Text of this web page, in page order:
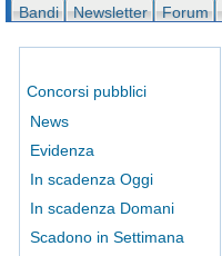
Bandi Newsletter Forum
Concorsi pubblici
News
Evidenza
In scadenza Oggi
In scadenza Domani
Scadono in Settimana